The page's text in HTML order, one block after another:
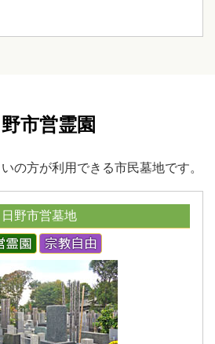
野市営霊園
の方が利用できる市民墓地です。
日野市営墓地